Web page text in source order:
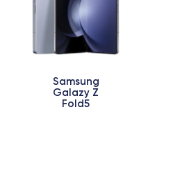
Samsung
Galazy Z
Fold5